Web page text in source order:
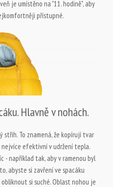
je umístěno na "11. hodině", aby
přístupné.
Hlavně v nohách.
střih. To znamená, že kopírují tvar
nejvíce efektivní v udržení tepla.
- například tak, aby v ramenou byl
abyste si zavření ve spacáku
si suché. Oblast nohou je